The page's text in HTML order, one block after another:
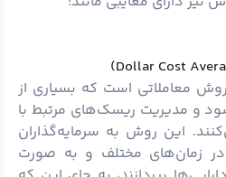
معاملاتی است که بسیاری از
و مدیریت ریسک‌های مرتبط با
این روش به سرمایه‌گذاران
زمان‌های مختلف و به صورت